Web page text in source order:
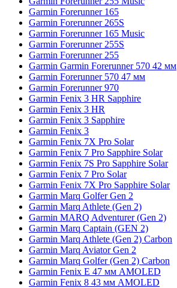
Garmin Forerunner 165
Garmin Forerunner 265S
Garmin Forerunner 165 Music
Garmin Forerunner 255S
Garmin Forerunner 255
Garmin Garmin Forerunner 570 42 мм
Garmin Forerunner 570 47 мм
Garmin Forerunner 970
Garmin Fenix 3 HR Sapphire
Garmin Fenix 3 HR
Garmin Fenix 3 Sapphire
Garmin Fenix 3
Garmin Fenix 7X Pro Solar
Garmin Fenix 7 Pro Sapphire Solar
Garmin Fenix 7S Pro Sapphire Solar
Garmin Fenix 7 Pro Solar
Garmin Fenix 7X Pro Sapphire Solar
Garmin Marq Golfer Gen 2
Garmin Marq Athlete (Gen 2)
Garmin MARQ Adventurer (Gen 2)
Garmin Marq Captain (GEN 2)
Garmin Marq Athlete (Gen 2) Carbon
Garmin Marq Aviator Gen 2
Garmin Marq Golfer (Gen 2) Carbon
Garmin Fenix E 47 мм AMOLED
Garmin Fenix 8 43 мм AMOLED